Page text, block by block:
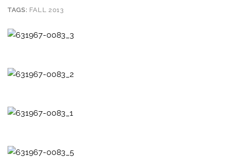
TAGS: FALL 2013